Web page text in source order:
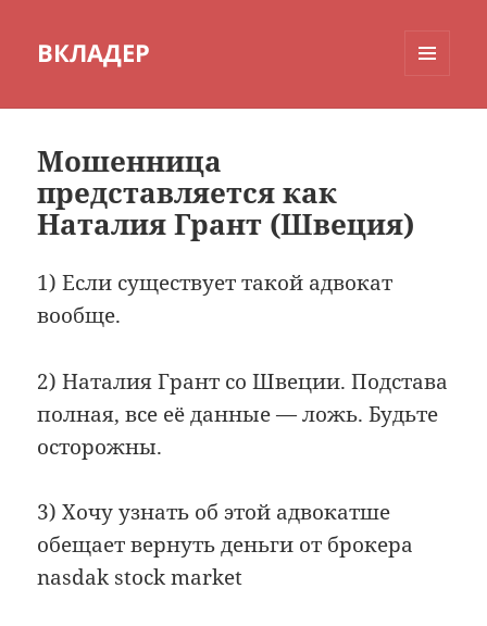
ВКЛАДЕР
Мошенница
представляется как
Наталия Грант (Швеция)
1) Если существует такой адвокат
вообще.
2) Наталия Грант со Швеции. Подстава
полная, все её данные — ложь. Будьте
осторожны.
3) Хочу узнать об этой адвокатше
обещает вернуть деньги от брокера
nasdak stock market